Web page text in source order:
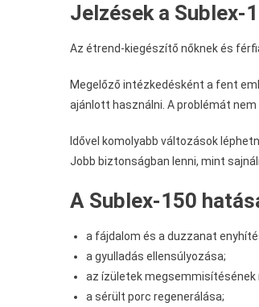
Jelzések a Sublex-
Az étrend-kiegészítő nőknek és
Megelőző intézkedésként a fent
ajánlott használni. A problémát
Idővel komolyabb változások
Jobb biztonságban lenni, mint
A Sublex-150
a fájdalom és a duzzanat
a gyulladás ellensúlyozása;
az ízületek megsemmisítésének
a sérült porc regenerálása;